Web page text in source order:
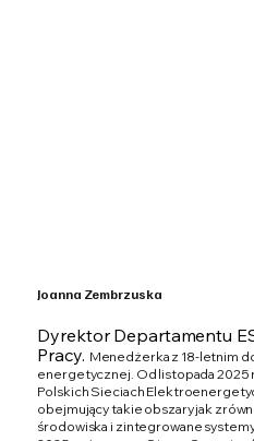
Joanna Zembrzuska
Dyrektor Departamentu
Pracy. Menedżerka z 18-letnim
energetycznej. Od listopada 2025
Polskich Sieciach
obejmujący takie obszary jak
środowiska i zintegrowane